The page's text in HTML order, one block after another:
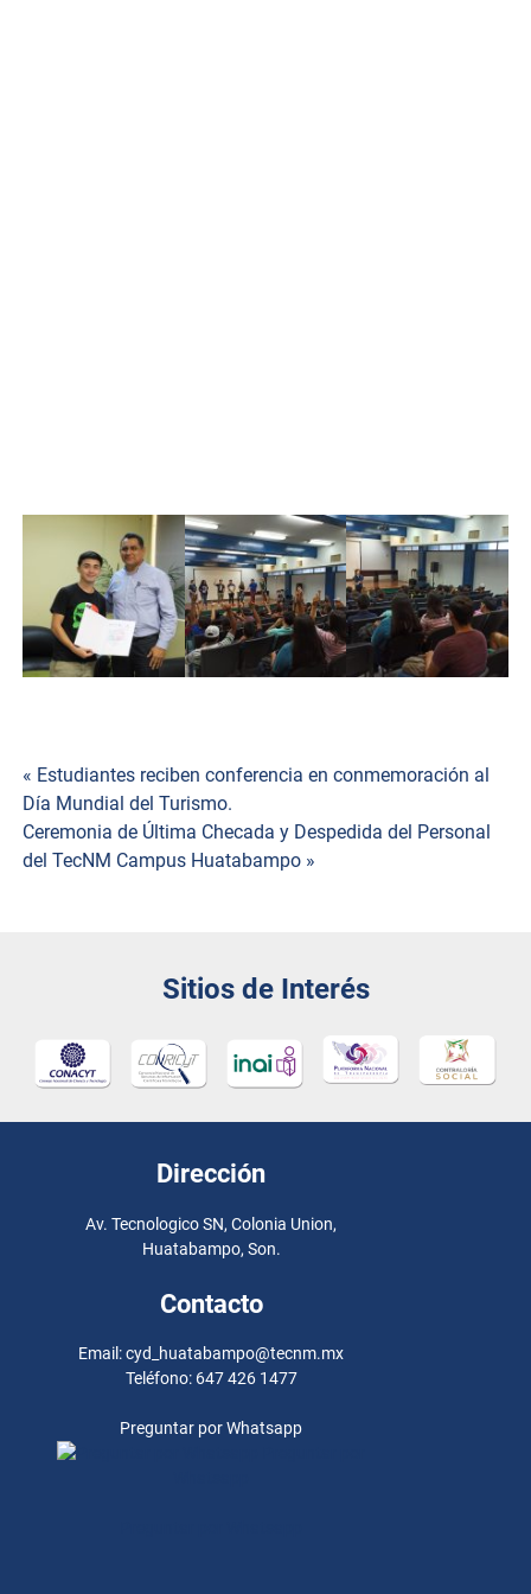
Navegación
de
entradas
« Estudiantes reciben conferencia en conmemoración al
Día Mundial del Turismo.
Ceremonia de Última Checada y Despedida del Personal
del TecNM Campus Huatabampo »
Sitios de Interés
Dirección
Av. Tecnologico SN, Colonia Union,
Huatabampo, Son.
Contacto
Email: cyd_huatabampo@tecnm.mx
Teléfono: 647 426 1477
Preguntar por Whatsapp